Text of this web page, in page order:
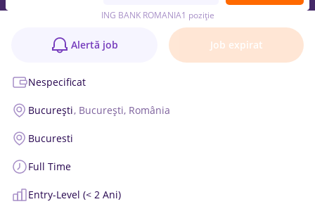
ING BANK ROMANIA1 poziție
Alertă job Job expirat
Nespecificat
București, București, România
Bucuresti
Full Time
Entry-Level (< 2 Ani)